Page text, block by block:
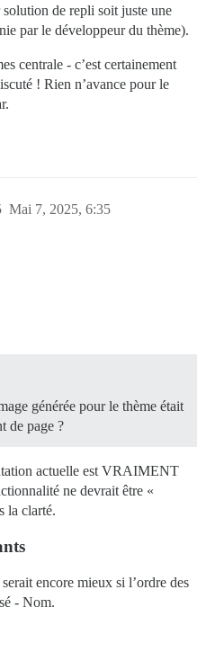
de repli soit juste une
par le développeur du thème).
centrale - c’est certainement
! Rien n’avance pour le
Mai 7, 2025, 6:35
générée pour le thème était
de page ?
actuelle est VRAIMENT
ne devrait être «
la clarté.
encore mieux si l’ordre des
- Nom.